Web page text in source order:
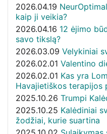
2026.04.19
kaip ji veikia?
2026.04.16 12 ėjimo
savo tikslą?
2026.03.09 Velykiniai
2026.02.01 Valentino
2026.02.01 Kas yra
Havajietiškos terapijos
2025.10.26 Trumpi
2025.10.25 Kalėdiniai
žodžiai, kurie suartina